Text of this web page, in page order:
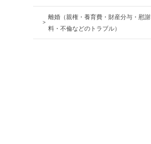
離婚（親権・養育費・財産分与・慰謝
料・不倫などのトラブル）